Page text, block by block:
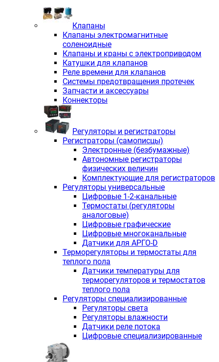
Клапаны
Клапаны электромагнитные
соленоидные
Клапаны и краны с электроприводом
Катушки для клапанов
Реле времени для клапанов
Системы предотвращения протечек
Запчасти и аксессуары
Коннекторы
Регуляторы и регистраторы
Регистраторы (самописцы)
Электронные (безбумажные)
Автономные регистраторы
физических величин
Комплектующие для регистраторов
Регуляторы универсальные
Цифровые 1-2-канальные
Термостаты (регуляторы
аналоговые)
Цифровые графические
Цифровые многоканальные
Датчики для АРГО-D
Терморегуляторы и термостаты для
теплого пола
Датчики температуры для
терморегуляторов и термостатов
теплого пола
Регуляторы специализированные
Регуляторы света
Регуляторы влажности
Датчики реле потока
Цифровые специализированные